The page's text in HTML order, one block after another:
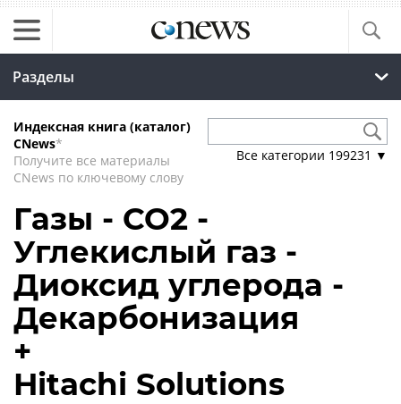
Разделы
Индексная книга (каталог)
CNews*
Получите все материалы
CNews по ключевому слову
Все категории 199231 ▼
Газы - CO2 -
Углекислый газ -
Диоксид углерода -
Декарбонизация
+
Hitachi Solutions